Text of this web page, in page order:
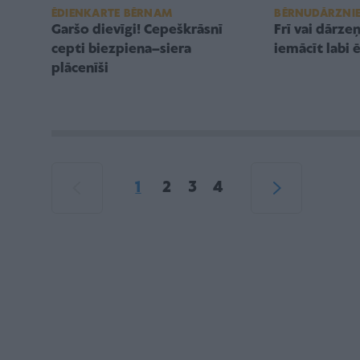
ĒDIENKARTE BĒRNAM
Garšo dievīgi! Cepeškrāsnī
cepti biezpiena–siera
plācenīši
Frī vai
iemācīt labi
1 2 3 4